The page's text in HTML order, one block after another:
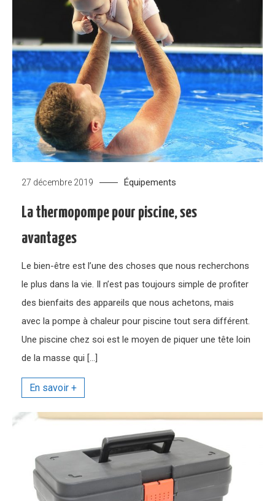
27 décembre 2019 Équipements
La thermopompe pour piscine, ses
avantages
Le bien-être est l’une des choses que nous recherchons
le plus dans la vie. Il n’est pas toujours simple de profiter
des bienfaits des appareils que nous achetons, mais
avec la pompe à chaleur pour piscine tout sera différent.
Une piscine chez soi est le moyen de piquer une tête loin
de la masse qui […]